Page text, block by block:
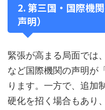
2. 第三国・国際機
声明）
緊張が高まる局面では
など国際機関の声明が
ります。一方で、追加
硬化を招く場合もあり